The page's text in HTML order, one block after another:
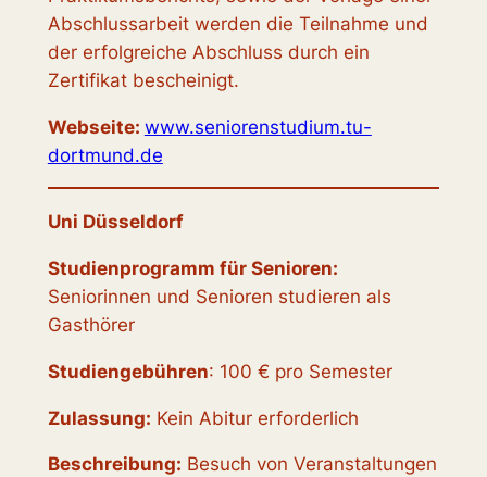
Abschlussarbeit werden die Teilnahme und
der erfolgreiche Abschluss durch ein
Zertifikat bescheinigt.
Webseite: www.seniorenstudium.tu-
dortmund.de
Uni Düsseldorf
Studienprogramm für Senioren:
Seniorinnen und Senioren studieren als
Gasthörer
Studiengebühren: 100 € pro Semester
Zulassung: Kein Abitur erforderlich
Beschreibung: Besuch von Veranstaltungen